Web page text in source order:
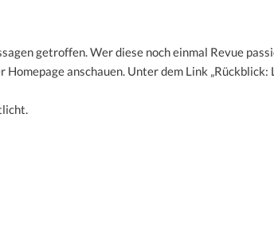
getroffen. Wer diese noch einmal Revue
anschauen. Unter dem Link